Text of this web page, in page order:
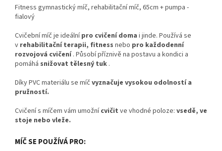
Fitness gymnastický míč, rehabilitační míč, 65cm + pumpa -
fialový
Cvičební míč je ideálnípro cvičení doma i jinde. Používá se
v rehabilitační terapii, fitness nebo pro každodenní
rozvojová cvičení. Působí příznivě na postavu a kondici a
pomáhá snižovat tělesný tuk .
Díky PVC materiálu se míč vyznačuje vysokou odolností a
pružností.
Cvičení s míčem vám umožnícvičit ve vhodné poloze: vsedě, ve
stoje nebo vleže.
MÍČ SE POUŽÍVÁ PRO: